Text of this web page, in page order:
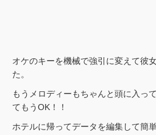
オケのキーを機械で強引に変えて彼
た。
もうメロディーもちゃんと頭に入っ
てもうOK！！
ホテルに帰ってデータを編集して簡